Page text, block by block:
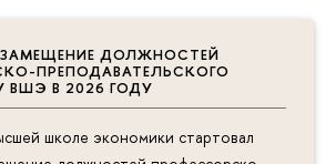
ДОЛЖНОСТЕЙ
ПРЕПОДАВАТЕЛЬСКОГО
ВШЭ В 2026 ГОДУ
школе экономики стартовал